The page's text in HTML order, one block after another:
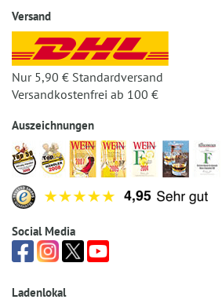
Versand
Nur 5,90 € Standardversand
Versandkostenfrei ab 100 €
Auszeichnungen
Social Media
Ladenlokal